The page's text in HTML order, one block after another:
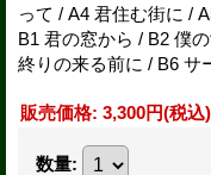
って / A4 君住む街に /
B1 君の窓から / B2 僕
終りの来る前に / B6 サ
販売価格: 3,300円(税込)
数量: